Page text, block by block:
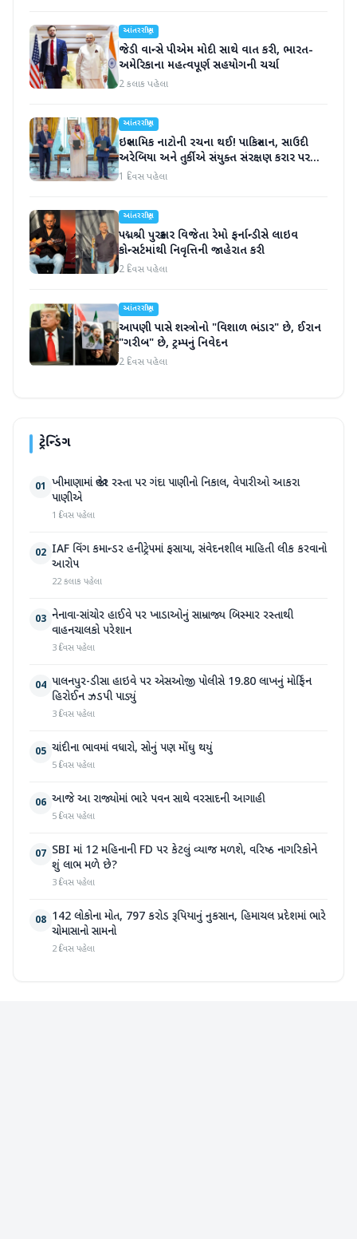
આંતરરાષ્ટ્રીય
જેડી વાન્સે પીએમ મોદી સાથે વાત કરી, ભારત-
અમેરિકાના મહત્વપૂર્ણ સહયોગની ચર્ચા
2 કલાક પહેલા
આંતરરાષ્ટ્રીય
ઇસ્લામિક નાટોની રચના થઈ! પાકિસ્તાન, સાઉદી
અરેબિયા અને તુર્કીએ સંયુક્ત સંરક્ષણ કરાર પર
હસ્તાક્ષર
1 દિવસ પહેલા
આંતરરાષ્ટ્રીય
પદ્મશ્રી પુરસ્કાર વિજેતા રેમો ફર્નાન્ડીસે લાઇવ
કોન્સર્ટમાંથી નિવૃત્તિની જાહેરાત કરી
2 દિવસ પહેલા
આંતરરાષ્ટ્રીય
આપણી પાસે શસ્ત્રોનો "વિશાળ ભંડાર" છે, ઈરાન
"ગરીબ" છે, ટ્રમ્પનું નિવેદન
2 દિવસ પહેલા
ટ્રેન્ડિંગ
01 ખીમાણામાં જાહેર રસ્તા પર ગંદા પાણીનો નિકાલ, વેપારીઓ આકરા
પાણીએ
1 દિવસ પહેલા
02 IAF વિંગ કમાન્ડર હનીટ્રેપમાં ફસાયા, સંવેદનશીલ માહિતી લીક કરવાનો
આરોપ
22 કલાક પહેલા
03 નેનાવા-સાંચોર હાઈવે પર ખાડાઓનું સામ્રાજ્ય બિસ્માર રસ્તાથી
વાહનચાલકો પરેશાન
3 દિવસ પહેલા
04 પાલનપુર-ડીસા હાઇવે પર એસઓજી પોલીસે 19.80 લાખનું મોર્ફિન
હિરોઈન ઝડપી પાડ્યું
3 દિવસ પહેલા
05 ચાંદીના ભાવમાં વધારો, સોનું પણ મોંઘુ થયું
5 દિવસ પહેલા
06 આજે આ રાજ્યોમાં ભારે પવન સાથે વરસાદની આગાહી
5 દિવસ પહેલા
07 SBI માં 12 મહિનાની FD પર કેટલું વ્યાજ મળશે, વરિષ્ઠ નાગરિકોને
શું લાભ મળે છે?
3 દિવસ પહેલા
08 142 લોકોના મોત, 797 કરોડ રૂપિયાનું નુકસાન, હિમાચલ પ્રદેશમાં ભારે
ચોમાસાનો સામનો
2 દિવસ પહેલા